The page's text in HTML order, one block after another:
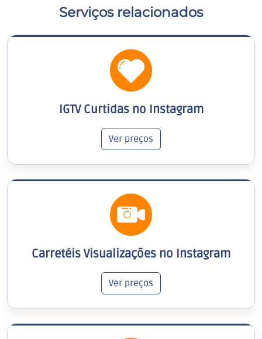
Serviços relacionados
IGTV Curtidas no Instagram
Ver preços
Carretéis Visualizações no Instagram
Ver preços